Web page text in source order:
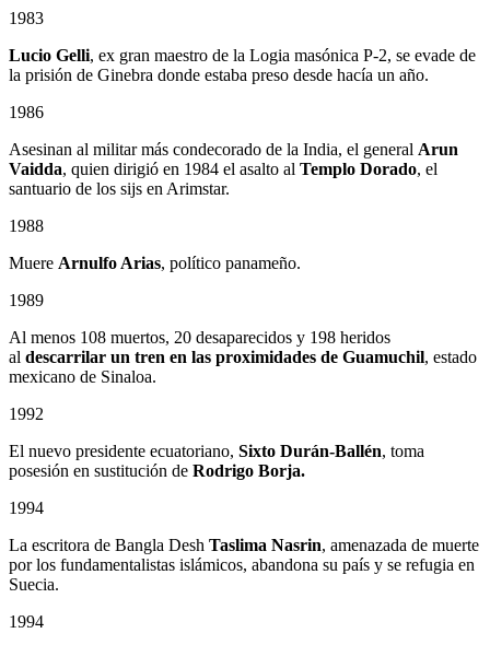
1983
Lucio Gelli, ex gran maestro de la Logia masónica P-2, se evade de
la prisión de Ginebra donde estaba preso desde hacía un año.
1986
Asesinan al militar más condecorado de la India, el general Arun
Vaidda, quien dirigió en 1984 el asalto al Templo Dorado, el
santuario de los sijs en Arimstar.
1988
Muere Arnulfo Arias, político panameño.
1989
Al menos 108 muertos, 20 desaparecidos y 198 heridos
al descarrilar un tren en las proximidades de Guamuchil, estado
mexicano de Sinaloa.
1992
El nuevo presidente ecuatoriano, Sixto Durán-Ballén, toma
posesión en sustitución de Rodrigo Borja.
1994
La escritora de Bangla Desh Taslima Nasrin, amenazada de muerte
por los fundamentalistas islámicos, abandona su país y se refugia en
Suecia.
1994